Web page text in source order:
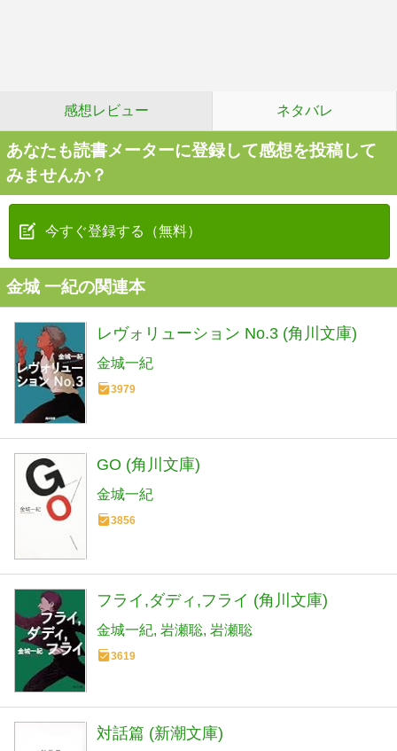
感想レビュー ネタバレ
あなたも読書メーターに登録して感想を投稿して
みませんか？
今すぐ登録する（無料）
金城 一紀の関連本
レヴォリューション No.3 (角川文庫)
金城一紀
3979
GO (角川文庫)
金城一紀
3856
フライ,ダディ,フライ (角川文庫)
金城一紀 岩瀬聡 岩瀬聡
3619
対話篇 (新潮文庫)